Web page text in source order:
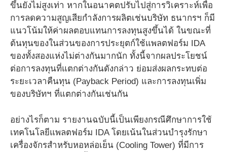
ขึ้นยังไม่สูงเท่า หากในอนาคตปรับไปสู่การวิเคราะห์เพื่อ
การลดความสูญเสียกำลังการผลิตเช่นบริษัท ธนากรฯ ก็มี
แนวโน้มให้ค่าผลตอบแทนการลงทุนสูงขึ้นได้ ในขณะที่
ต้นทุนของในส่วนของการประยุตก์ใช้แพลตฟอร์ม IDA
ของทั้งสองแห่งไม่ต่างกันมากนัก ทั้งนี้จากผลประโยชน์
ต่อการลงทุนที่แตกต่างกันดังกล่าว ย่อมส่งผลกระทบต่อ
ระยะเวลาคืนทุน (Payback Period) และการลงทุนเพิ่ม
ของบริษัทฯ ที่แตกต่างกันเช่นกัน
อย่างไรก็ตาม รายงานฉบับนี้เป็นเพียงกรณีศึกษาการใช้
เทคโนโลยีแพลตฟอร์ม IDA โดยเน้นในส่วนบำรุงรักษา
เครื่องจักรสำหรับหอหล่อเย็น (Cooling Tower) ที่มีการ